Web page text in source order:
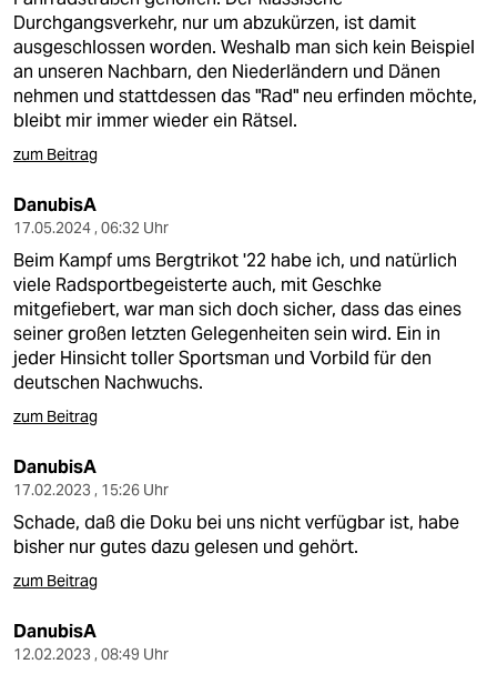
Durchgangsverkehr, nur um abzukürzen, ist damit
ausgeschlossen worden. Weshalb man sich kein Beispiel
an unseren Nachbarn, den Niederländern und Dänen
nehmen und stattdessen das "Rad" neu erfinden möchte,
bleibt mir immer wieder ein Rätsel.
zum Beitrag
DanubisA
17.05.2024 , 06:32 Uhr
Beim Kampf ums Bergtrikot '22 habe ich, und natürlich
viele Radsportbegeisterte auch, mit Geschke
mitgefiebert, war man sich doch sicher, dass das eines
seiner großen letzten Gelegenheiten sein wird. Ein in
jeder Hinsicht toller Sportsman und Vorbild für den
deutschen Nachwuchs.
zum Beitrag
DanubisA
17.02.2023 , 15:26 Uhr
Schade, daß die Doku bei uns nicht verfügbar ist, habe
bisher nur gutes dazu gelesen und gehört.
zum Beitrag
DanubisA
12.02.2023 , 08:49 Uhr